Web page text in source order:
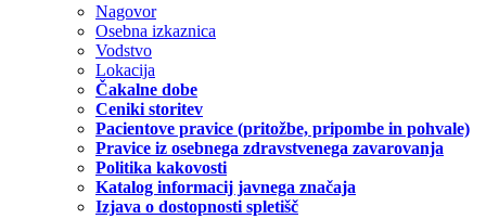
Nagovor
Osebna izkaznica
Vodstvo
Lokacija
Čakalne dobe
Ceniki storitev
Pacientove pravice (pritožbe, pripombe in pohvale)
Pravice iz osebnega zdravstvenega zavarovanja
Politika kakovosti
Katalog informacij javnega značaja
Izjava o dostopnosti spletišč